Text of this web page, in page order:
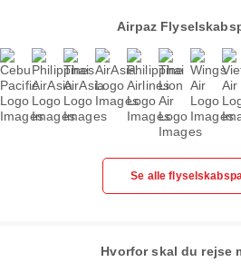
Airpaz
Se alle
Hvorfor skal du rejse